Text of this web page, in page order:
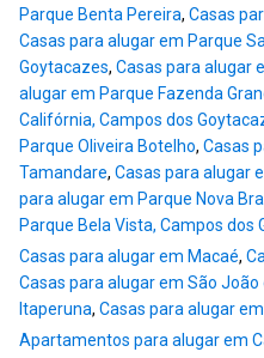
Parque Benta Pereira, Casas
Casas para alugar em Parque
Goytacazes, Casas para alugar
alugar em Parque Fazenda
Califórnia, Campos dos
Parque Oliveira Botelho, Casas
Tamandare, Casas para alugar
para alugar em Parque Nova
Parque Bela Vista, Campos dos
Casas para alugar em Macaé,
Casas para alugar em São João
Itaperuna, Casas para alugar
Apartamentos para alugar em